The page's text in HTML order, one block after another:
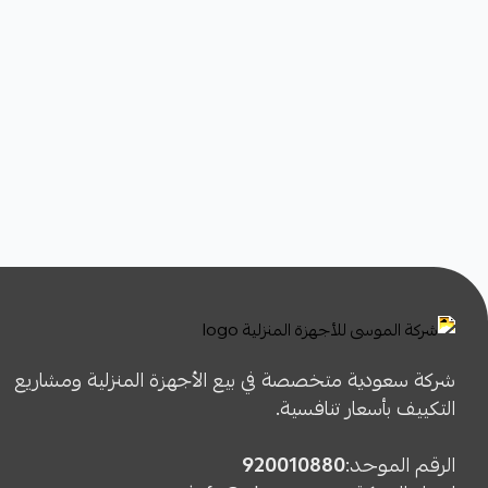
شركة سعودية متخصصة في بيع الأجهزة المنزلية ومشاريع
التكييف بأسعار تنافسية.
الرقم الموحد:920010880